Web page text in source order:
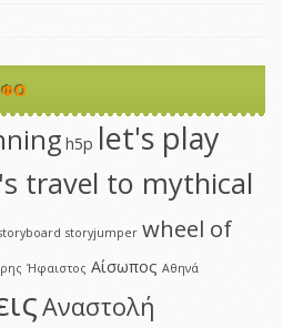
h5p let's play
travel to mythical
storyjumper wheel of
Ήφαιστος Αίσωπος Αθηνά
Αναστολή